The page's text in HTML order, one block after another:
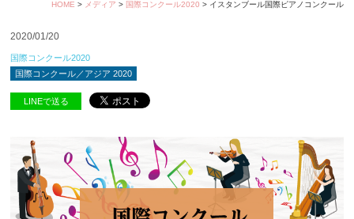
HOME > メディア > 国際コンクール2020 > イスタンブール国際ピアノコンクール
2020/01/20
国際コンクール2020
国際コンクール／アジア 2020
LINEで送る